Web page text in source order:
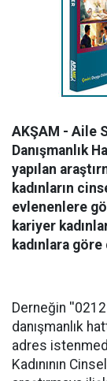
AKŞAM - Aile
Danışmanlık
yapılan
kadınların
evlenenlere
kariyer
kadınlara
Derneğin
danışmanlık
adres
Kadınının